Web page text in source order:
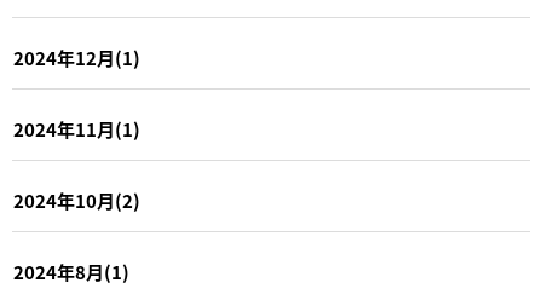
2024年12月(1)
2024年11月(1)
2024年10月(2)
2024年8月(1)